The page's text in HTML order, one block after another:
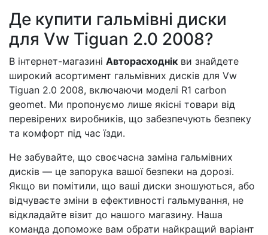
Де купити гальмівні диски
для Vw Tiguan 2.0 2008?
В інтернет-магазині Авторасходнік ви знайдете
широкий асортимент гальмівних дисків для Vw
Tiguan 2.0 2008, включаючи моделі R1 carbon
geomet. Ми пропонуємо лише якісні товари від
перевірених виробників, що забезпечують безпеку
та комфорт під час їзди.
Не забувайте, що своєчасна заміна гальмівних
дисків — це запорука вашої безпеки на дорозі.
Якщо ви помітили, що ваші диски зношуються, або
відчуваєте зміни в ефективності гальмування, не
відкладайте візит до нашого магазину. Наша
команда допоможе вам обрати найкращий варіант